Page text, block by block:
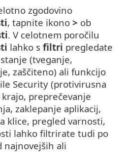
zgodovino
, tapnite ikono > ob
. V celotnem poročilu
lahko s filtri pregledate
(tveganje,
zaščiteno) ali funkcijo
Security (protivirusna
preprečevanje
zaklepanje aplikacij,
klice, pregled varnosti,
lahko filtrirate tudi po
najnovejših ali